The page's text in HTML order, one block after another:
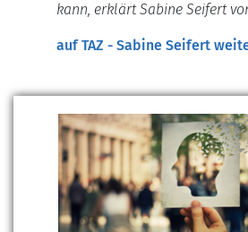
kann, erklärt Sabine Seifert
auf TAZ - Sabine Seifert